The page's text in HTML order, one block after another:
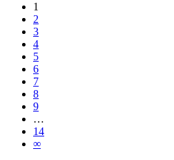
1
2
3
4
5
6
7
8
9
…
14
∞